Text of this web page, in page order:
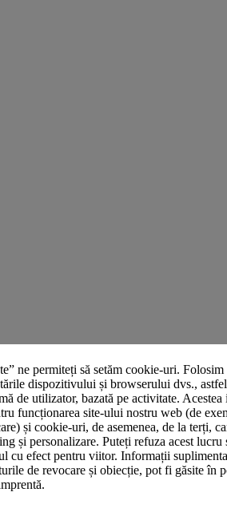
ne permiteți să setăm cookie-uri.
dispozitivului și browserului dvs.,
de utilizator, bazată pe activitate.
funcționarea site-ului nostru web (de
și cookie-uri, de asemenea, de la terți,
și personalizare. Puteți refuza acest
cu efect pentru viitor. Informații
de revocare și obiecție, pot fi găsite în